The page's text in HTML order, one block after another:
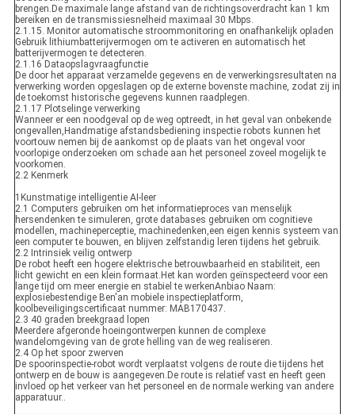
brengen.De maximale lange afstand van de richtingsoverdracht kan 1 km
bereiken en de transmissiesnelheid maximaal 30 Mbps.
2.1.15. Monitor automatische stroommonitoring en onafhankelijk opladen
Gebruik lithiumbatterijvermogen om te activeren en automatisch het
batterijvermogen te detecteren.
2.1.16 Dataopslagvraagfunctie
De door het apparaat verzamelde gegevens en de verwerkingsresultaten na
verwerking worden opgeslagen op de externe bovenste machine, zodat zij in
de toekomst historische gegevens kunnen raadplegen.
2.1.17 Plotselinge verwerking
Wanneer er een noodgeval op de weg optreedt, in het geval van onbekende
ongevallen,Handmatige afstandsbediening inspectie robots kunnen het
voortouw nemen bij de aankomst op de plaats van het ongeval voor
voorlopige onderzoeken om schade aan het personeel zoveel mogelijk te
voorkomen.
2.2 Kenmerk
1Kunstmatige intelligentie AI-leer
2.1 Computers gebruiken om het informatieproces van menselijk
hersendenken te simuleren, grote databases gebruiken om cognitieve
modellen, machineperceptie, machinedenken,een eigen kennis systeem van
een computer te bouwen, en blijven zelfstandig leren tijdens het gebruik.
2.2 Intrinsiek veilig ontwerp
De robot heeft een hogere elektrische betrouwbaarheid en stabiliteit, een
licht gewicht en een klein formaat.Het kan worden geïnspecteerd voor een
lange tijd om meer energie en stabiel te werkenAnbiao Naam:
explosiebestendige Ben'an mobiele inspectieplatform,
koolbeveiligingscertificaat nummer: MAB170437.
2.3 40 graden breekgraad lopen
Meerdere afgeronde hoeingontwerpen kunnen de complexe
wandelomgeving van de grote helling van de weg realiseren.
2.4 Op het spoor zwerven
De spoorinspectie-robot wordt verplaatst volgens de route die tijdens het
ontwerp en de bouw is aangegeven.De route is relatief vast en heeft geen
invloed op het verkeer van het personeel en de normale werking van andere
apparatuur..